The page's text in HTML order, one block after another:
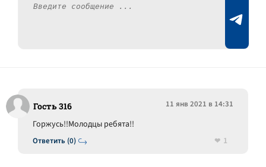
Гость 316 11 янв 2021 в 14:31
Ответить (0)
Горжусь!!Молодцы ребята!!
1